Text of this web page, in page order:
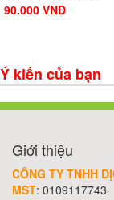
90.000 VNĐ
Ý kiến của bạn
Giới thiệu
CÔNG TY TNHH
MST: 0109117743